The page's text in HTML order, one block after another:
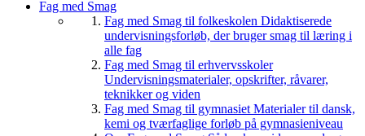
Fag med Smag
Fag med Smag til folkeskolen Didaktiserede
undervisningsforløb, der bruger smag til læring i
alle fag
Fag med Smag til erhvervsskoler
Undervisningsmaterialer, opskrifter, råvarer,
teknikker og viden
Fag med Smag til gymnasiet Materialer til dansk,
kemi og tværfaglige forløb på gymnasieniveau